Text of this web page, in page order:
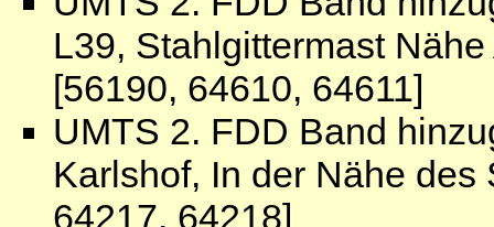
L39, Stahlgittermast
[56190, 64610, 64611]
UMTS 2. FDD Band
Karlshof, In der Nähe
64217, 64218]